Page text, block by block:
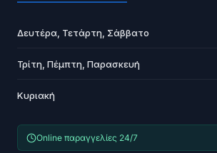
Δευτέρα, Τετάρτη, Σάββατο
Τρίτη, Πέμπτη, Παρασκευή
Κυριακή
Online παραγγελίες 24/7